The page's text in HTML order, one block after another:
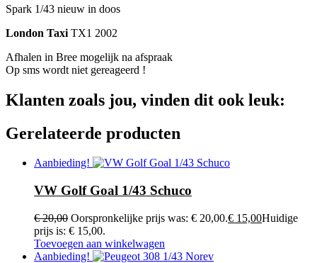
Spark 1/43 nieuw in doos
London Taxi TX1 2002
Afhalen in Bree mogelijk na afspraak
Op sms wordt niet gereageerd !
Klanten zoals jou, vinden dit ook leuk:
Gerelateerde producten
Aanbieding!
VW Golf Goal 1/43 Schuco
€20,00 Oorspronkelijke prijs was: € 20,00.€ 15,00Huidige
prijs is: € 15,00.
Toevoegen aan winkelwagen
Aanbieding!